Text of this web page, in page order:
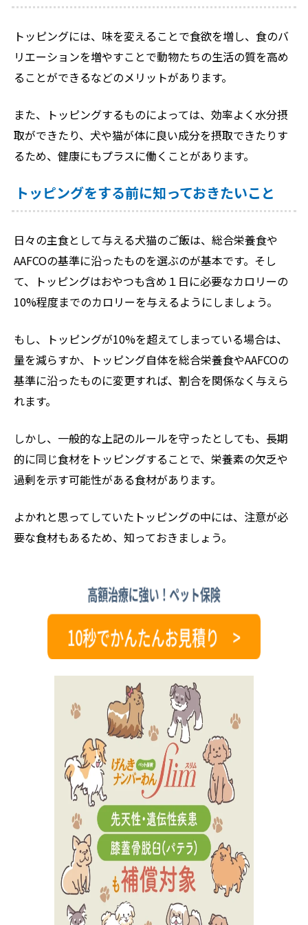
トッピングには、味を変えることで食欲を増し、食のバ
リエーションを増やすことで動物たちの生活の質を高め
ることができるなどのメリットがあります。
また、トッピングするものによっては、効率よく水分摂
取ができたり、犬や猫が体に良い成分を摂取できたりす
るため、健康にもプラスに働くことがあります。
トッピングをする前に知っておきたいこと
日々の主食として与える犬猫のご飯は、総合栄養食や
AAFCOの基準に沿ったものを選ぶのが基本です。そし
て、トッピングはおやつも含め１日に必要なカロリーの
10%程度までのカロリーを与えるようにしましょう。
もし、トッピングが10%を超えてしまっている場合は、
量を減らすか、トッピング自体を総合栄養食やAAFCOの
基準に沿ったものに変更すれば、割合を関係なく与えら
れます。
しかし、一般的な上記のルールを守ったとしても、長期
的に同じ食材をトッピングすることで、栄養素の欠乏や
過剰を示す可能性がある食材があります。
よかれと思ってしていたトッピングの中には、注意が必
要な食材もあるため、知っておきましょう。